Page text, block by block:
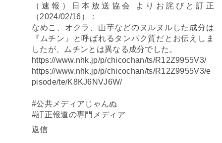
（速報）日本放送協会 よりお詫びと訂正
（2024/02/16）：
なめこ、オクラ、山芋などのヌルヌルした成分は
『ムチン』と呼ばれるタンパク質だとお伝えしま
したが、ムチンとは異なる成分でした。
https://www.nhk.jp/p/chicochan/ts/R12Z9955V3/
https://www.nhk.jp/p/chicochan/ts/R12Z9955V3/e
pisode/te/K8KJ6NVJ6W/
#公共メディアじゃんぬ
#訂正報道の専門メディア
返信